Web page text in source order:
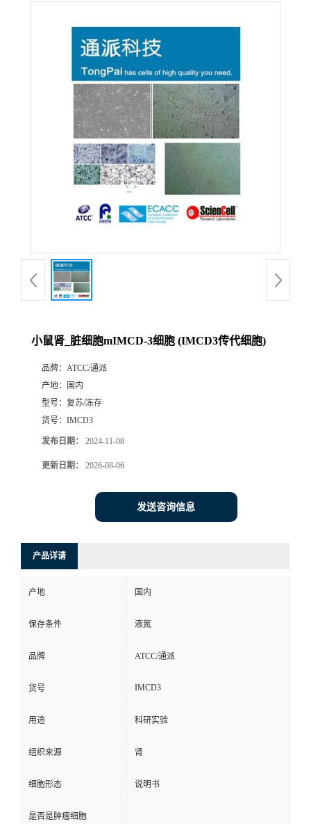
小鼠肾_脏细胞mIMCD-3细胞 (IMCD3传代细胞)
品牌： ATCC/通派
产地：
国内
型号： 复苏/冻存
货号： IMCD3
发布日期： 2024-11-08
更新日期： 2026-08-06
发送咨询信息
产品详请
产地 国内
保存条件 液氮
品牌 ATCC/通派
货号 IMCD3
用途 科研实验
组织来源 肾
细胞形态 说明书
是否是肿瘤细胞